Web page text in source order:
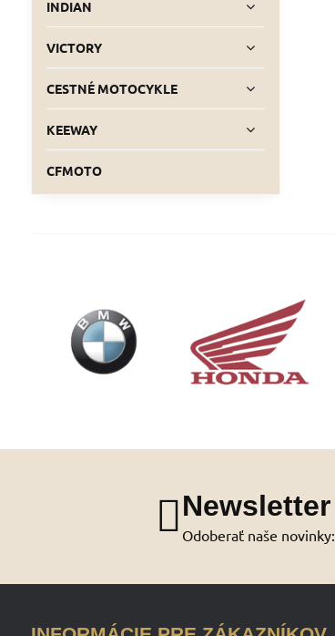
INDIAN
VICTORY
CESTNÉ MOTOCYKLE
KEEWAY
CFMOTO
Newsletter
Odoberať naše novinky: